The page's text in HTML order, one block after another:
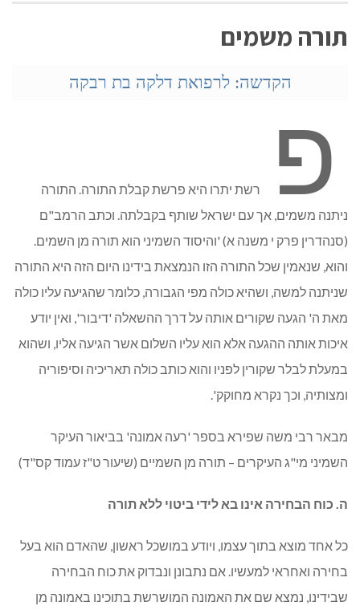
תורה משמים
הקדשה: לרפואת דלקה בת רבקה
פ
רשת יתרו היא פרשת קבלת התורה. התורה
ניתנה משמים, אך עם ישראל שותף בקבלתה. וכתב הרמב"ם
(סנהדרין פרק י משנה א) 'והיסוד השמיני הוא תורה מן השמים.
והוא, שנאמין שכל התורה הזו הנמצאת בידינו היום הזה היא התורה
שניתנה למשה, ושהיא כולה מפי הגבורה, כלומר שהגיעה עליו כולה
מאת ה' הגעה שקורים אותה על דרך ההשאלה 'דיבור', ואין יודע
איכות אותה ההגעה אלא הוא עליו השלום אשר הגיעה אליו, ושהוא
במעלת לבלר שקורין לפניו והוא כותב כולה תאריכיה וסיפוריה
ומצותיה, וכך נקרא מחוקק'.
מבאר רבי משה שפירא בספר 'רעה אמונה' בביאור העיקר
השמיני מי"ג העיקרים – תורה מן השמיים (שיעור ט"ז עמוד קס"ד)
ה. כוח הבחירה אינו בא לידי ביטוי ללא תורה
כל אחד מוצא בתוך עצמו, ויודע במושכל ראשון, שהאדם הוא בעל
בחירה ואחראי למעשיו. אם נתבונן ונבדוק את כוח הבחירה
שבידינו, נמצא שם את האמונה המושרשת בתוכינו באמונה מן